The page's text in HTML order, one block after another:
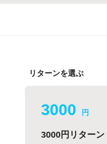
リターンを選ぶ
3000 円
3000円リターン